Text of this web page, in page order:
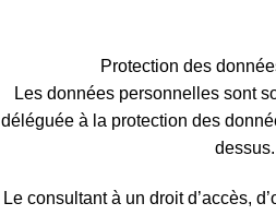
Protection des
Les données personnelles sont
déléguée à la protection des
dessus.
Le consultant à un droit d’accès,